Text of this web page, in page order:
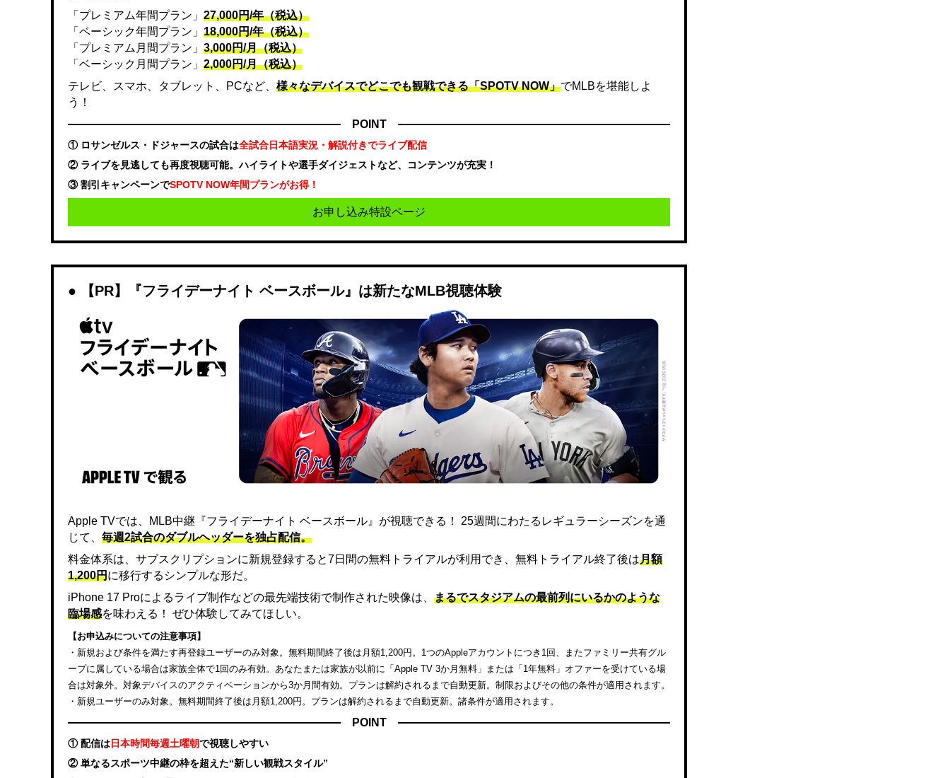
「プレミアム年間プラン」 27,000円/年（税込）
「ベーシック年間プラン」 18,000円/年（税込）
「プレミアム月間プラン」 3,000円/月（税込）
「ベーシック月間プラン」 2,000円/月（税込）
テレビ、スマホ、タブレット、PCなど、 様々なデバイスでどこでも観戦できる「SPOTV NOW」でMLBを堪能しよ
う！
POINT
① ロサンゼルス・ドジャースの試合は全試合日本語実況・解説付きでライブ配信
② ライブを見逃しても再度視聴可能。ハイライトや選手ダイジェストなど、コンテンツが充実！
③ 割引キャンペーンでSPOTV NOW年間プランがお得！
お申し込み特設ページ
【PR】『フライデーナイト ベースボール』は新たなMLB視聴体験
Apple TVでは、MLB中継『フライデーナイト ベースボール』が視聴できる！ 25週間にわたるレギュラーシーズンを通
じて、 毎週2試合のダブルヘッダーを独占配信。
料金体系は、サブスクリプションに新規登録すると7日間の無料トライアルが利用でき、無料トライアル終了後は月額
1,200円に移行するシンプルな形だ。
iPhone 17 Proによるライブ制作などの最先端技術で制作された映像は、 まるでスタジアムの最前列にいるかのような
臨場感を味わえる！ ぜひ体験してみてほしい。
【お申込みについての注意事項】
・新規および条件を満たす再登録ユーザーのみ対象。無料期間終了後は月額1,200円。1つのAppleアカウントにつき1回、またファミリー共有グル
ープに属している場合は家族全体で1回のみ有効。あなたまたは家族が以前に「Apple TV 3か月無料」または「1年無料」オファーを受けている場
合は対象外。対象デバイスのアクティベーションから3か月間有効。プランは解約されるまで自動更新。制限およびその他の条件が適用されます。
・新規ユーザーのみ対象。無料期間終了後は月額1,200円。プランは解約されるまで自動更新。諸条件が適用されます。
POINT
① 配信は日本時間毎週土曜朝で視聴しやすい
② 単なるスポーツ中継の枠を超えた“新しい観戦スタイル”